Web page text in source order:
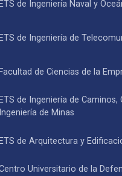
ETS de Ingeniería Naval y
ETS de Ingeniería de
Facultad de Ciencias de la
de Ingeniería de Caminos,
Ingeniería de Minas
ETS de Arquitectura y
Universitario de la